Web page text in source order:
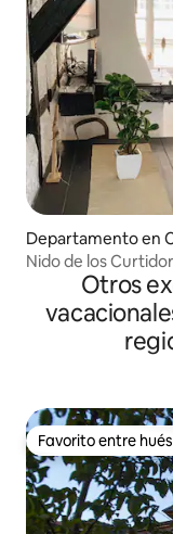
Departamento en
Nido de los
acondicionado)
Otros
Favorito entre
Favorito entre